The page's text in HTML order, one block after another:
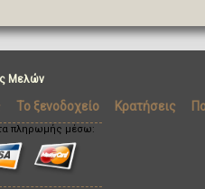
Μελών
Το ξενοδοχείο Κρατήσεις
πληρωμής μέσω: